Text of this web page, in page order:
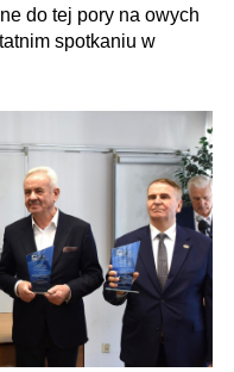
do tej pory na owych
spotkaniu w